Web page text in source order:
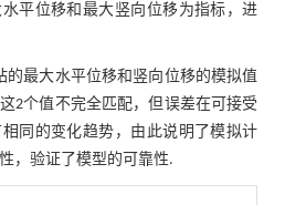
平位移和最大竖向位移为指标，进
的最大水平位移和竖向位移的模拟值
2个值不完全匹配，但误差在可接受
同的变化趋势，由此说明了模拟计
，验证了模型的可靠性.